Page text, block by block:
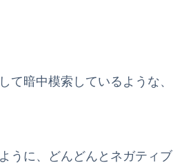
て暗中模索しているような、
うに、どんどんとネガティブ